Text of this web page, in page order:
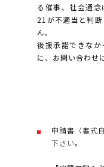
る催事、社会通
21が不適当と判
ん。
後援承諾できな
に、お問い合わせ
申請書（書式
下さい。